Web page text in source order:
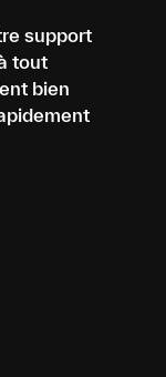
support
tout
bien